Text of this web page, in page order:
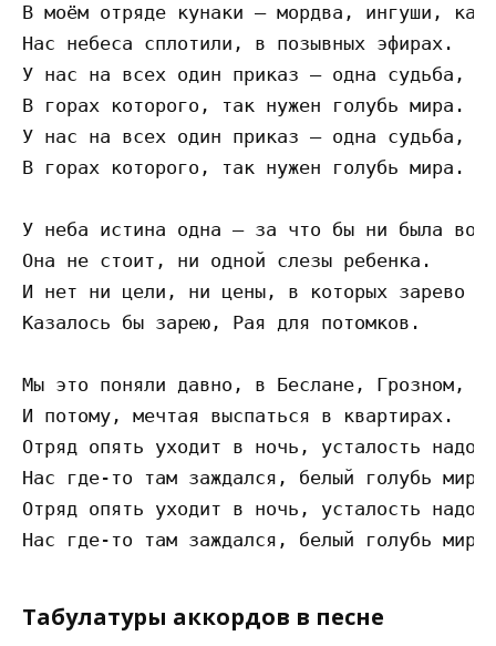
В моём отряде кунаки – мордва, ингуши,
Нас небеса сплотили, в позывных эфирах.
У нас на всех один приказ – одна судьба,
В горах которого, так нужен голубь мира.
У нас на всех один приказ – одна судьба,
В горах которого, так нужен голубь мира.
У неба истина одна – за что бы ни была
Она не стоит, ни одной слезы ребенка.
И нет ни цели, ни цены, в которых зарево
Казалось бы зарею, Рая для потомков.
Мы это поняли давно, в Беслане, Грозном,
И потому, мечтая выспаться в квартирах.
Отряд опять уходит в ночь, усталость надо
Нас где-то там заждался, белый голубь
Отряд опять уходит в ночь, усталость надо
Табулатуры аккордов в песне